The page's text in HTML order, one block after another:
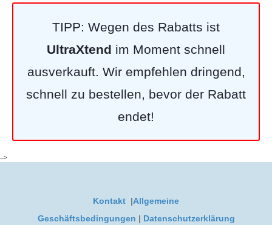
TIPP: Wegen des Rabatts ist
UltraXtend im Moment schnell
ausverkauft. Wir empfehlen dringend,
schnell zu bestellen, bevor der Rabatt
endet!
-->
Kontakt |Allgemeine
Geschäftsbedingungen | Datenschutzerklärung